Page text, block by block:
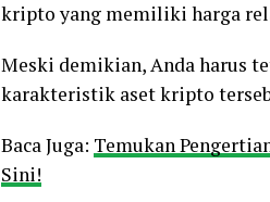
kripto yang memiliki harga
Meski demikian, Anda harus
karakteristik aset kripto
Baca Juga: Temukan
Sini!